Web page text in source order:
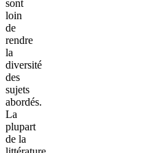
sont
loin
de
rendre
la
diversité
des
sujets
abordés.
La
plupart
de la